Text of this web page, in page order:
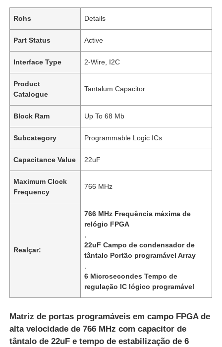
Rohs Details
Part Status Active
Interface Type 2-Wire, I2C
Product
Catalogue
Tantalum Capacitor
Block Ram Up To 68 Mb
Subcategory Programmable Logic ICs
Capacitance Value 22uF
Maximum Clock
Frequency
766 MHz
Realçar:
766 MHz Frequência máxima de
relógio FPGA
22uF Campo de condensador de
tântalo Portão programável Array
6 Microsecondes Tempo de
regulação IC lógico programável
Matriz de portas programáveis ​​em campo FPGA de
alta velocidade de 766 MHz com capacitor de
tântalo de 22uF e tempo de estabilização de 6